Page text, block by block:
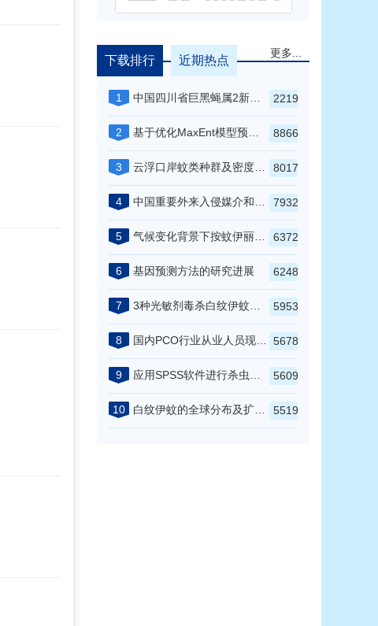
下载排行 近期热点
1 中国四川省巨黑蝇属2新种及1新纪录种(双翅目:蝇科) 22194
2 基于优化MaxEnt模型预测玫瑰蜗牛（ 8866
3 云浮口岸蚊类种群及密度首次调查 8017
4 中国重要外来入侵媒介和病原生物名录（2023版） 7932
5 气候变化背景下按蚊伊丽莎白菌全球和中国适生区分布预估研究 6372
6 基因预测方法的研究进展 6248
7 3种光敏剂毒杀白纹伊蚊幼虫的实验室与野外应用研究 5953
8 国内PCO行业从业人员现状浅析 5678
9 应用SPSS软件进行杀虫剂的KT 50分析
5609
10 白纹伊蚊的全球分布及扩散趋势 5519
更多...